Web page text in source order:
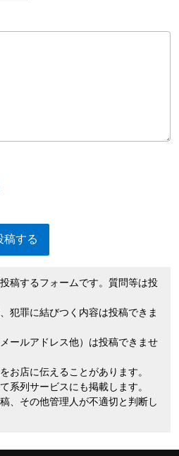
稿するフォームです。質問等は投
犯罪に結びつく内容は投稿できま
ールアドレス他）は投稿できませ
お店に伝えることがあります。
系列サービスにも掲載します。
、その他管理人が不適切と判断し